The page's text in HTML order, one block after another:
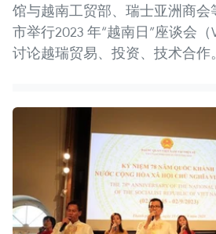
馆与越南工贸部、瑞士亚洲商
市举行2023 年“越南日”座谈会（
讨论越瑞贸易、投资、技术合作。